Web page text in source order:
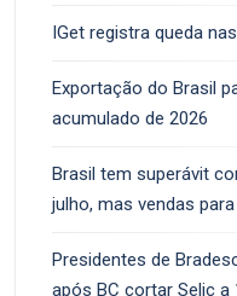
IGet registra queda
Exportação do Brasil
acumulado de 2026
Brasil tem superávit
julho, mas vendas
Presidentes de
após BC cortar Selic a